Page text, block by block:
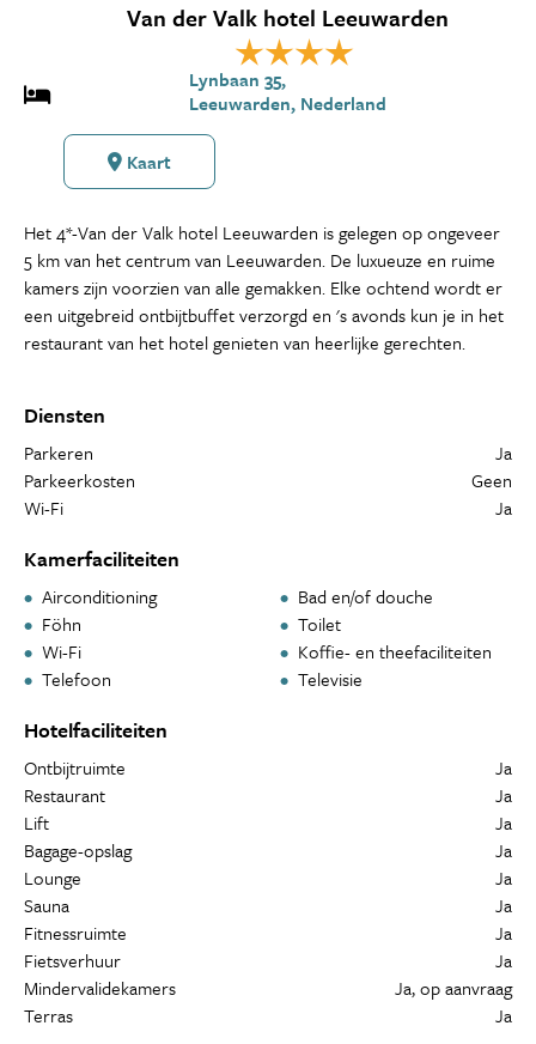
Van der Valk hotel Leeuwarden
Lynbaan 35,
Leeuwarden, Nederland
Kaart
Het 4*-Van der Valk hotel Leeuwarden is gelegen op ongeveer
5 km van het centrum van Leeuwarden. De luxueuze en ruime
kamers zijn voorzien van alle gemakken. Elke ochtend wordt er
een uitgebreid ontbijtbuffet verzorgd en 's avonds kun je in het
restaurant van het hotel genieten van heerlijke gerechten.
Diensten
Parkeren
Ja
Parkeerkosten
Geen
Wi-Fi
Ja
Kamerfaciliteiten
Airconditioning
Bad en/of douche
Föhn
Toilet
Wi-Fi
Koffie- en theefaciliteiten
Telefoon
Televisie
Hotelfaciliteiten
Ontbijtruimte
Ja
Restaurant
Ja
Lift
Ja
Bagage-opslag
Ja
Lounge
Ja
Sauna
Ja
Fitnessruimte
Ja
Fietsverhuur
Ja
Mindervalidekamers
Ja, op aanvraag
Terras
Ja